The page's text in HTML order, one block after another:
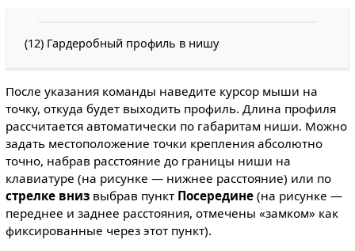
(12) Гардеробный профиль в нишу
После указания команды наведите курсор мыши на
точку, откуда будет выходить профиль. Длина профиля
рассчитается автоматически по габаритам ниши. Можно
задать местоположение точки крепления абсолютно
точно, набрав расстояние до границы ниши на
клавиатуре (на рисунке — нижнее расстояние) или по
стрелке внизвыбрав пункт Посередине(на рисунке —
переднее и заднее расстояния, отмечены «замком» как
фиксированные через этот пункт).